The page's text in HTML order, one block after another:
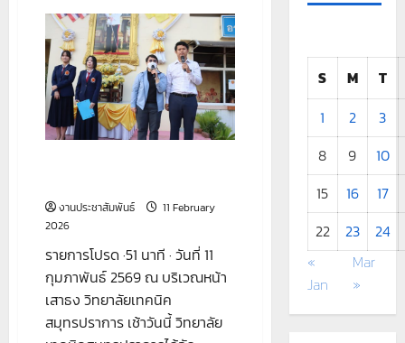
แนะแนว
ณ
โรงเรียน
ปทุม
คงคา
สมุทรปราการ
งานประชาสัมพันธ์
11 February
2026
รายการโปรด ·51 นาที · วันที่ 11
กุมภาพันธ์ 2569 ณ บริเวณหน้า
เสาธง วิทยาลัยเทคนิค
สมุทรปราการ เช้าวันนี้ วิทยาลัย
S M
T
1
2
3
8
9
10
15
16
17
22
23
24
«
Jan
Mar
»